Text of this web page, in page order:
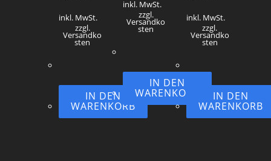
inkl. MwSt.
zzgl.
Versandko
sten
IN DEN
WARENKORB
inkl. MwSt.
zzgl.
Versandko
sten
IN DEN
WARENKORB
inkl. MwSt.
zzgl.
Versandko
sten
IN DEN
WARENKORB